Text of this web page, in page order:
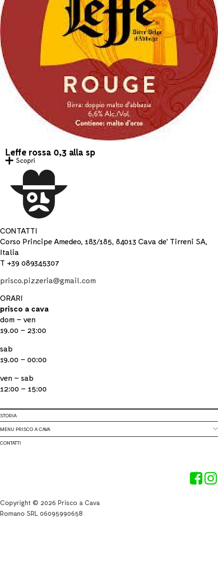
Leffe rossa 0,3 alla sp
Scopri
CONTATTI
Corso Principe Amedeo, 183/185, 84013 Cava de' Tirreni SA,
Italia
T +39 089345307
prisco.pizzeria@gmail.com
ORARI
prisco a cava
dom – ven
19.00 – 23:00
sab
19.00 – 00:00
ven – sab
12:00 – 15:00
STORIA
MENU PRISCO A CAVA
CONTATTI
Copyright © 2026 Prisco a Cava
Romano SRL 06095990658